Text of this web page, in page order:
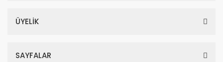
ÜYELİK
SAYFALAR